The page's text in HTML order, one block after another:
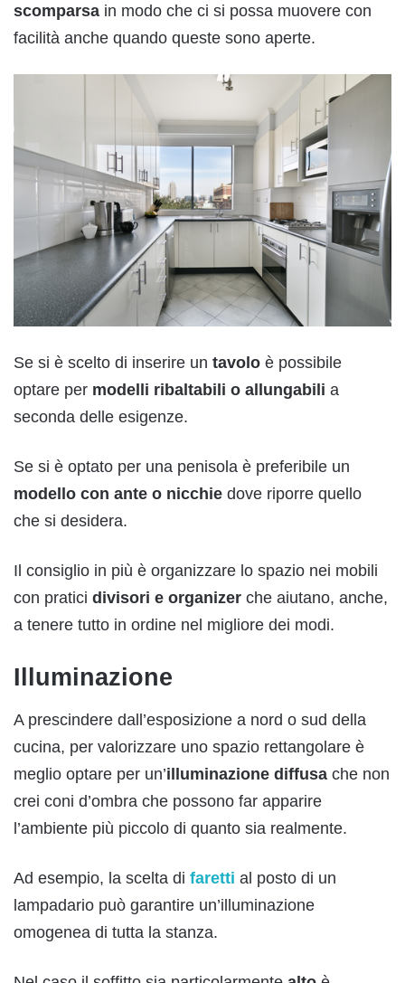
scomparsa in modo che ci si possa muovere con
facilità anche quando queste sono aperte.
Se si è scelto di inserire un tavolo è possibile
optare per modelli ribaltabili o allungabili a
seconda delle esigenze.
Se si è optato per una penisola è preferibile un
modello con ante o nicchie dove riporre quello
che si desidera.
Il consiglio in più è organizzare lo spazio nei mobili
con pratici divisori e organizer che aiutano, anche,
a tenere tutto in ordine nel migliore dei modi.
Illuminazione
A prescindere dall’esposizione a nord o sud della
cucina, per valorizzare uno spazio rettangolare è
meglio optare per un’illuminazione diffusa che non
crei coni d’ombra che possono far apparire
l’ambiente più piccolo di quanto sia realmente.
Ad esempio, la scelta di faretti al posto di un
lampadario può garantire un’illuminazione
omogenea di tutta la stanza.